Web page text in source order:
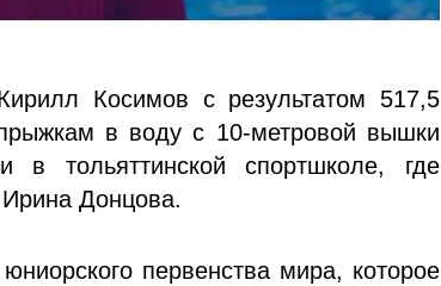
Косимов с результатом 517,5
в воду с 10-метровой вышки
тольяттинской спортшколе, где
Донцова.
первенства мира, которое